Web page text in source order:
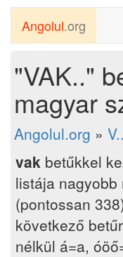
Angolul.org
"VAK.."
magyar
Angolul.org » V..
vak betűkkel
listája nagyobb
(pontossan
következő
nélkül á=a,